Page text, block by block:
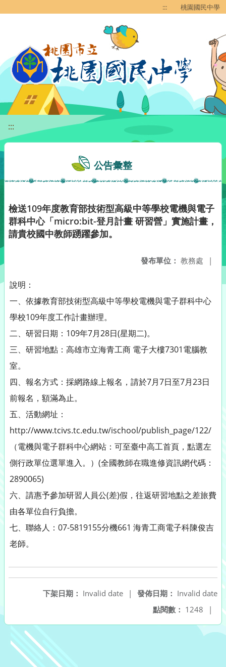
::: 桃園國民中學
:::
公告彙整
檢送109年度教育部技術型高級中等學校電機與電子
群科中心「micro:bit-登月計畫 研習營」實施計畫，
請貴校國中教師踴躍參加。
發布單位： 教務處 |
說明：
一、依據教育部技術型高級中等學校電機與電子群科中心
學校109年度工作計畫辦理。
二、研習日期：109年7月28日(星期二)。
三、研習地點：高雄市立海青工商 電子大樓7301電腦教
室。
四、報名方式：採網路線上報名，請於7月7日至7月23日
前報名，額滿為止。
五、活動網址：
http://www.tcivs.tc.edu.tw/ischool/publish_page/122/
（電機與電子群科中心網站：可至臺中高工首頁，點選左
側行政單位選單進入。）(全國教師在職進修資訊網代碼：
2890065)
六、請惠予參加研習人員公(差)假，往返研習地點之差旅費
由各單位自行負擔。
七、聯絡人：07-5819155分機661 海青工商電子科陳俊吉
老師。
發佈日期： Invalid date
下架日期： Invalid date
|
點閱數： 1248 |